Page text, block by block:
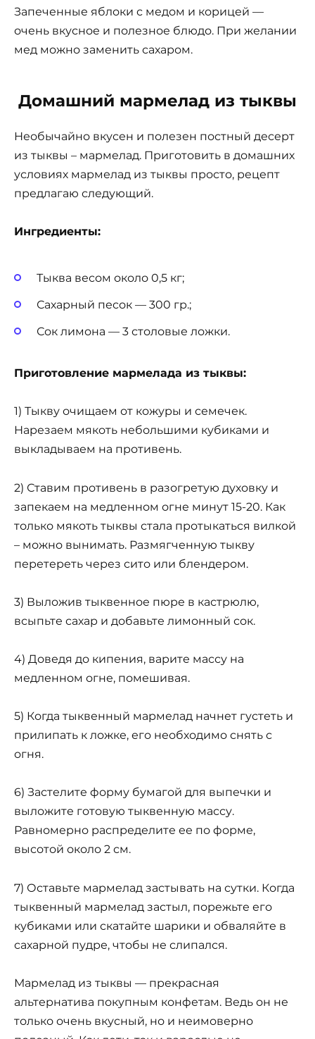
Запеченные яблоки с медом и корицей —
очень вкусное и полезное блюдо. При желании
мед можно заменить сахаром.
Домашний мармелад из тыквы
Необычайно вкусен и полезен постный десерт
из тыквы – мармелад. Приготовить в домашних
условиях мармелад из тыквы просто, рецепт
предлагаю следующий.
Ингредиенты:
Тыква весом около 0,5 кг;
Сахарный песок — 300 гр.;
Сок лимона — 3 столовые ложки.
Приготовление мармелада из тыквы:
1) Тыкву очищаем от кожуры и семечек.
Нарезаем мякоть небольшими кубиками и
выкладываем на противень.
2) Ставим противень в разогретую духовку и
запекаем на медленном огне минут 15-20. Как
только мякоть тыквы стала протыкаться вилкой
– можно вынимать. Размягченную тыкву
перетереть через сито или блендером.
3) Выложив тыквенное пюре в кастрюлю,
всыпьте сахар и добавьте лимонный сок.
4) Доведя до кипения, варите массу на
медленном огне, помешивая.
5) Когда тыквенный мармелад начнет густеть и
прилипать к ложке, его необходимо снять с
огня.
6) Застелите форму бумагой для выпечки и
выложите готовую тыквенную массу.
Равномерно распределите ее по форме,
высотой около 2 см.
7) Оставьте мармелад застывать на сутки. Когда
тыквенный мармелад застыл, порежьте его
кубиками или скатайте шарики и обваляйте в
сахарной пудре, чтобы не слипался.
Мармелад из тыквы — прекрасная
альтернатива покупным конфетам. Ведь он не
только очень вкусный, но и неимоверно